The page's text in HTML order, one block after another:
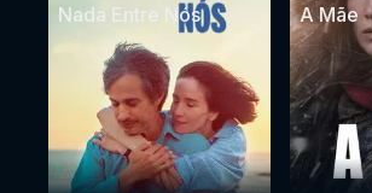
Nada Entre Nós A Mãe